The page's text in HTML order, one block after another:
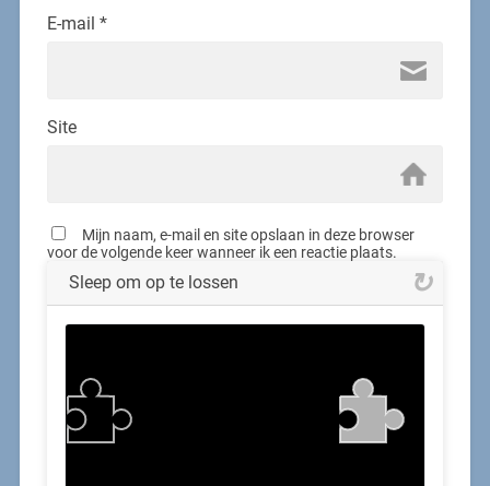
E-mail *
Site
Mijn naam, e-mail en site opslaan in deze browser
voor de volgende keer wanneer ik een reactie plaats.
Sleep om op te lossen